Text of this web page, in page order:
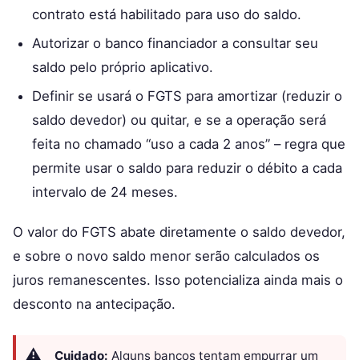
contrato está habilitado para uso do saldo.
Autorizar o banco financiador a consultar seu
saldo pelo próprio aplicativo.
Definir se usará o FGTS para amortizar (reduzir o
saldo devedor) ou quitar, e se a operação será
feita no chamado “uso a cada 2 anos” – regra que
permite usar o saldo para reduzir o débito a cada
intervalo de 24 meses.
O valor do FGTS abate diretamente o saldo devedor,
e sobre o novo saldo menor serão calculados os
juros remanescentes. Isso potencializa ainda mais o
desconto na antecipação.
Cuidado: Alguns bancos tentam empurrar um